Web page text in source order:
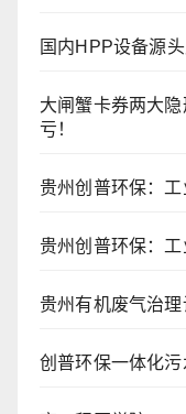
国内HPP设备源
大闸蟹卡券两大
亏！
贵州创普环保：
贵州创普环保：
贵州有机废气治
创普环保一体化